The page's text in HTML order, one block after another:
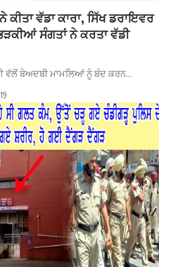
ਕੀਤਾ ਵੱਡਾ ਕਾਰਾ, ਸਿੱਖ ਡਰਾਇਵਰ
ਸੰਗਤਾਂ ਨੇ ਕਰਤਾ ਵੱਡੀ
ਵੱਲੋਂ ਬੇਅਦਬੀ ਮਾਮਲਿਆਂ ਨੂੰ ਬੰਦ ਕਰਨ…